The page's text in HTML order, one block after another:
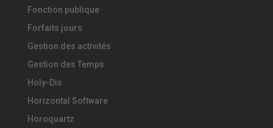
Fonction publique
Forfaits jours
Gestion des activités
Gestion des Temps
Holy-Dis
Horizontal Software
Horoquartz